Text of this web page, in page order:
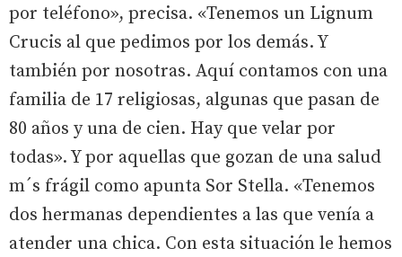
por teléfono», precisa. «Tenemos un Lignum
Crucis al que pedimos por los demás. Y
también por nosotras. Aquí contamos con una
familia de 17 religiosas, algunas que pasan de
80 años y una de cien. Hay que velar por
todas». Y por aquellas que gozan de una salud
m´s frágil como apunta Sor Stella. «Tenemos
dos hermanas dependientes a las que venía a
atender una chica. Con esta situación le hemos